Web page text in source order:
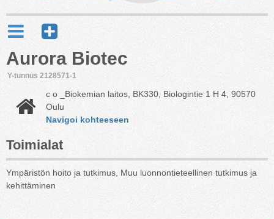
Aurora Biotec
Y-tunnus 2128571-1
c o _Biokemian laitos, BK330, Biologintie 1 H 4, 90570
Oulu
Navigoi kohteeseen
Toimialat
Ympäristön hoito ja tutkimus, Muu luonnontieteellinen tutkimus ja
kehittäminen